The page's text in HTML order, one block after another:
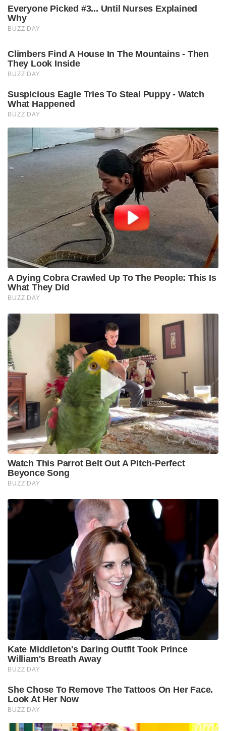
Everyone Picked #3... Until Nurses Explained
Why
BUZZ DAY
Climbers Find A House In The Mountains - Then
They Look Inside
BUZZ DAY
Suspicious Eagle Tries To Steal Puppy - Watch
What Happened
BUZZ DAY
A Dying Cobra Crawled Up To The People: This Is
What They Did
BUZZ DAY
Watch This Parrot Belt Out A Pitch-Perfect
Beyonce Song
BUZZ DAY
Kate Middleton's Daring Outfit Took Prince
William's Breath Away
BUZZ DAY
She Chose To Remove The Tattoos On Her Face.
Look At Her Now
BUZZ DAY